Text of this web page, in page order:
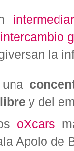
la
y del
oXcars
Apolo de